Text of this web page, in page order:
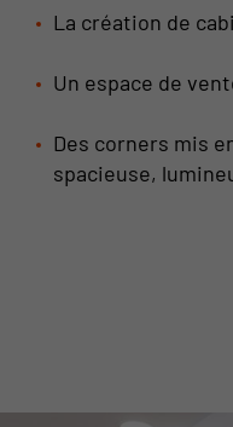
La création de
Un espace de
Des corners mis
spacieuse,